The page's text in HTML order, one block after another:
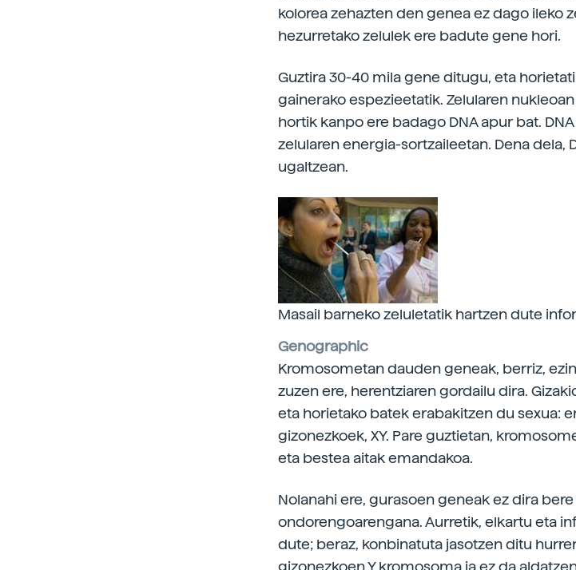
kolorea zehazten den genea ez dago ileko
hezurretako zelulek ere badute gene hori.
Guztira 30-40 mila gene ditugu, eta
gainerako espezieetatik. Zelularen
hortik kanpo ere badago DNA apur bat.
zelularen energia-sortzaileetan. Dena dela,
ugaltzean.
Masail barneko zeluletatik hartzen dute
Genographic
Kromosometan dauden geneak, berriz,
zuzen ere, herentziaren gordailu dira.
eta horietako batek erabakitzen du sexua:
gizonezkoek, XY. Pare guztietan,
eta bestea aitak emandakoa.
Nolanahi ere, gurasoen geneak ez dira
ondorengoarengana. Aurretik, elkartu eta
dute; beraz, konbinatuta jasotzen ditu
gizonezkoen Y kromosoma ia ez da